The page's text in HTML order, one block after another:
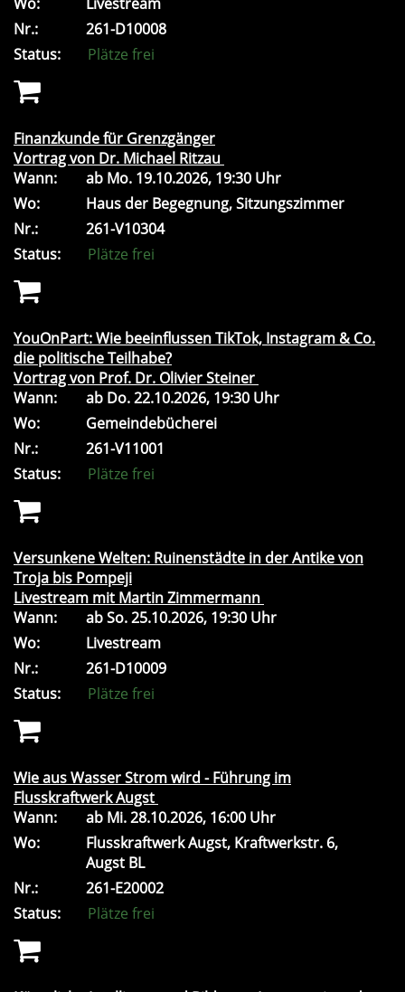
Nr.:
261-D10008
Status:
Plätze frei
Finanzkunde für Grenzgänger
Vortrag von Dr. Michael Ritzau
Wann:
ab Mo. 19.10.2026, 19:30 Uhr
Wo:
Haus der Begegnung, Sitzungszimmer
Nr.:
261-V10304
Status:
Plätze frei
YouOnPart: Wie beeinflussen TikTok, Instagram & Co.
die politische Teilhabe?
Vortrag von Prof. Dr. Olivier Steiner
Wann:
ab Do.22.10.2026, 19:30 Uhr
Wo:
Gemeindebücherei
Nr.:
261-V11001
Status:
Plätze frei
Versunkene Welten: Ruinenstädte in der Antike von
Troja bis Pompeji
Livestream mit Martin Zimmermann
Wann:
abSo.25.10.2026, 19:30 Uhr
Wo:
Livestream
Nr.:
261-D10009
Status:
Plätze frei
Wie aus Wasser Strom wird - Führung im
Flusskraftwerk Augst
Wann:
ab Mi.28.10.2026, 16:00 Uhr
Wo:
Flusskraftwerk Augst, Kraftwerkstr. 6,
Augst BL
Nr.:
261-E20002
Status:
Plätze frei